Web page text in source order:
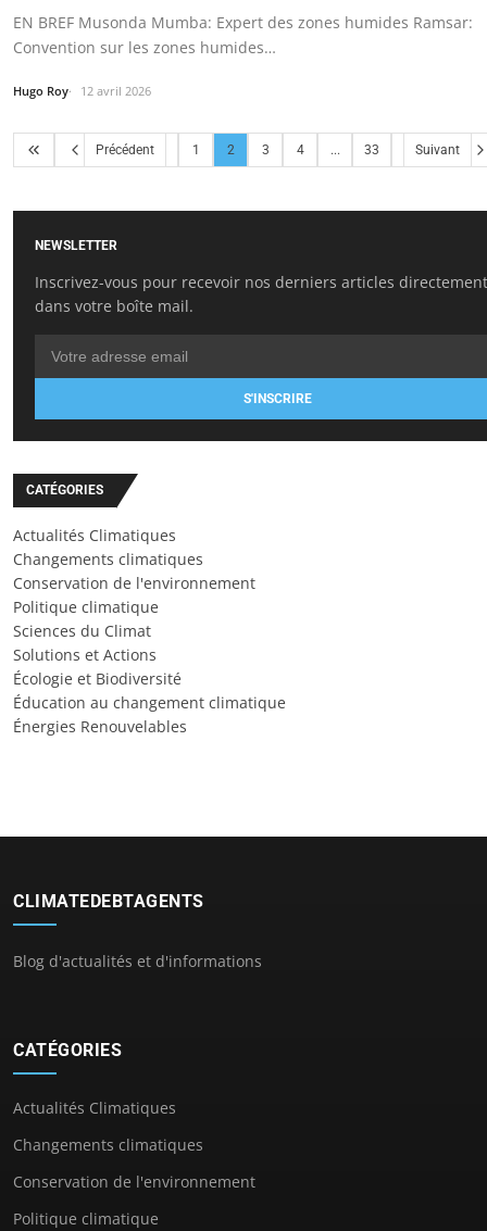
EN BREF Musonda Mumba: Expert des zones humides Ramsar:
Convention sur les zones humides…
Hugo Roy 12 avril 2026
Précédent 1 2 3 4 ... 33 Suivant
NEWSLETTER
Inscrivez-vous pour recevoir nos derniers articles directement
dans votre boîte mail.
S'INSCRIRE
CATÉGORIES
Actualités Climatiques
Changements climatiques
Conservation de l'environnement
Politique climatique
Sciences du Climat
Solutions et Actions
Écologie et Biodiversité
Éducation au changement climatique
Énergies Renouvelables
CLIMATEDEBTAGENTS
Blog d'actualités et d'informations
CATÉGORIES
Actualités Climatiques
Changements climatiques
Conservation de l'environnement
Politique climatique